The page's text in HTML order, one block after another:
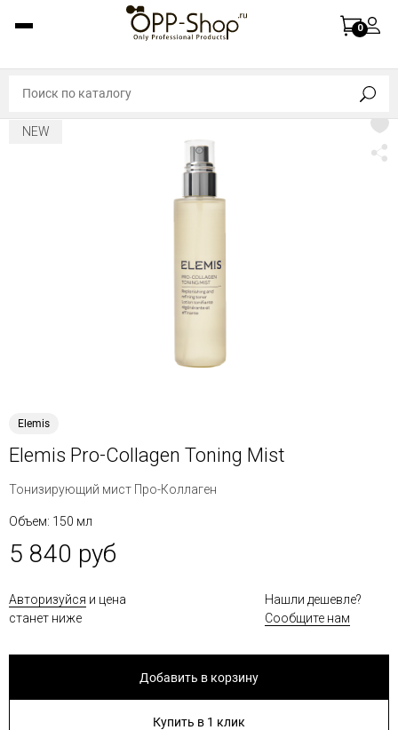
0
NEW
Elemis
Elemis Pro-Collagen Toning Mist
Тонизирующий мист Про-Коллаген
Объем: 150 мл
5 840 руб
Авторизуйся и цена
станет ниже
Нашли дешевле?
Сообщите нам
Добавить в корзину
Купить в 1 клик